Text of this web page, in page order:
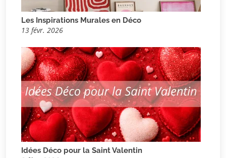
Les Inspirations Murales en Déco
13 févr. 2026
Idées Déco pour la Saint Valentin